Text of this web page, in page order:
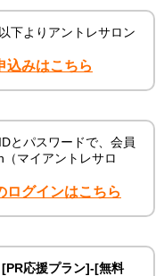
下よりアントレサロン
込みはこちら
とパスワードで、会員
マイアントレサロ
ログインはこちら
[PR応援プラン]-[無料